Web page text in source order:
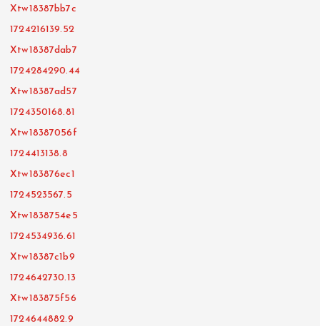
Xtw18387bb7c
1724216139.52
Xtw18387dab7
1724284290.44
Xtw18387ad57
1724350168.81
Xtw18387056f
1724413138.8
Xtw183876ec1
1724523567.5
Xtw1838754e5
1724534936.61
Xtw18387c1b9
1724642730.13
Xtw183875f56
1724644882.9